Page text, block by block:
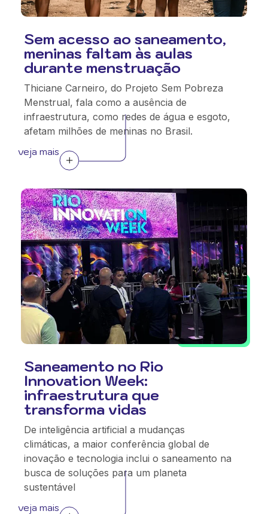
Sem acesso ao saneamento,
meninas faltam às aulas
durante menstruação
Thiciane Carneiro, do Projeto Sem Pobreza
Menstrual, fala como a ausência de
infraestrutura, como redes de água e esgoto,
afetam milhões de meninas no Brasil.
veja mais
Saneamento no Rio
Innovation Week:
infraestrutura que
transforma vidas
De inteligência artificial a mudanças
climáticas, a maior conferência global de
inovação e tecnologia inclui o saneamento na
busca de soluções para um planeta
sustentável
veja mais